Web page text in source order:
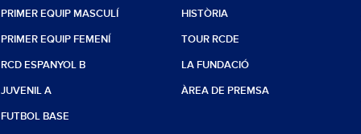
PRIMER EQUIP MASCULÍ
PRIMER EQUIP FEMENÍ
RCD ESPANYOL B
JUVENIL A
FUTBOL BASE
HISTÒRIA
TOUR RCDE
LA FUNDACIÓ
ÀREA DE PREMSA